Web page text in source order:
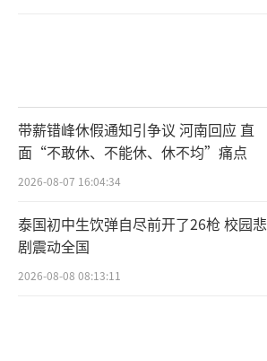
带薪错峰休假通知引争议 河南回应 直
面“不敢休、不能休、休不均”痛点
2026-08-07 16:04:34
泰国初中生饮弹自尽前开了26枪 校园悲
剧震动全国
2026-08-08 08:13:11